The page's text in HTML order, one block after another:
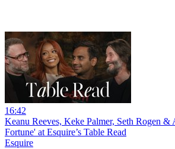
16:42
Keanu Reeves, Keke Palmer, Seth Rogen
Fortune' at Esquire’s Table Read
Esquire